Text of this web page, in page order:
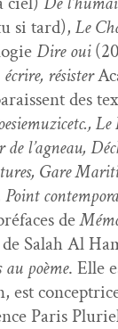
si tard), Le
Dire oui
résis­ter
des
de l’ag­neau,
Gare
Point
de
Salah Al
au poème. Elle
est
Paris